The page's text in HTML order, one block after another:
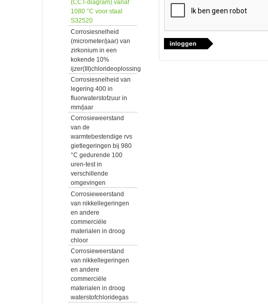
(CCT-diagram) vanaf
1080 °C voor staal
S32520
Corrosiesnelheid
(micrometer/jaar) van
zirkonium in een
kokende 10%
ijzer(III)chlorideoplossing
Corrosiesnelheid van
legering 400 in
fluorwaterstofzuur in
mm/jaar
Corrosieweerstand
van de
warmtebestendige rvs
gietlegeringen bij 980
°C gedurende 100
uren-test in
verschillende
omgevingen
Corrosieweerstand
van nikkellegeringen
en andere
commerciële
materialen in droog
chloor
Corrosieweerstand
van nikkellegeringen
en andere
commerciële
materialen in droog
waterstofchloridegas